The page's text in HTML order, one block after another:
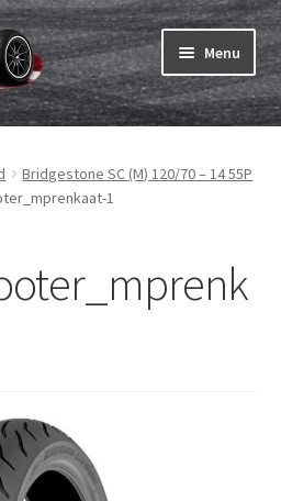
Menu
Expand
menu
Expand
Expand
Bridgestone SC (M) 120/70 – 14 55P
1